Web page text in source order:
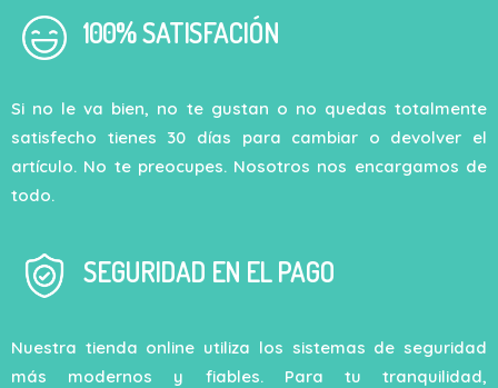
100% SATISFACIÓN
Si no le va bien, no te gustan o no quedas totalmente
satisfecho tienes 30 días para cambiar o devolver el
artículo. No te preocupes. Nosotros nos encargamos de
todo.
SEGURIDAD EN EL PAGO
Nuestra tienda online utiliza los sistemas de seguridad
más modernos y fiables. Para tu tranquilidad,